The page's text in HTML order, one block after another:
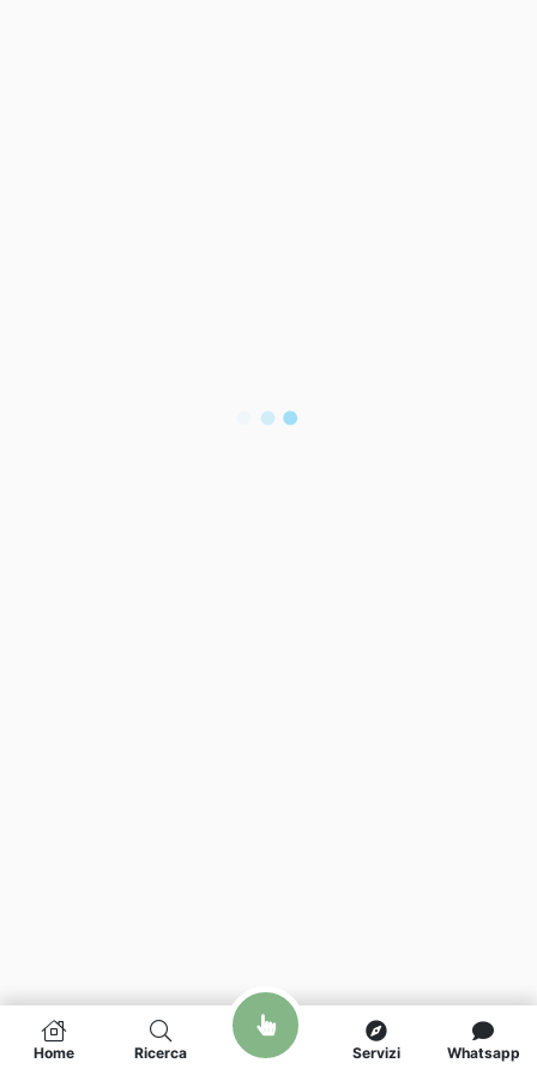
Home Ricerca Servizi Whatsapp